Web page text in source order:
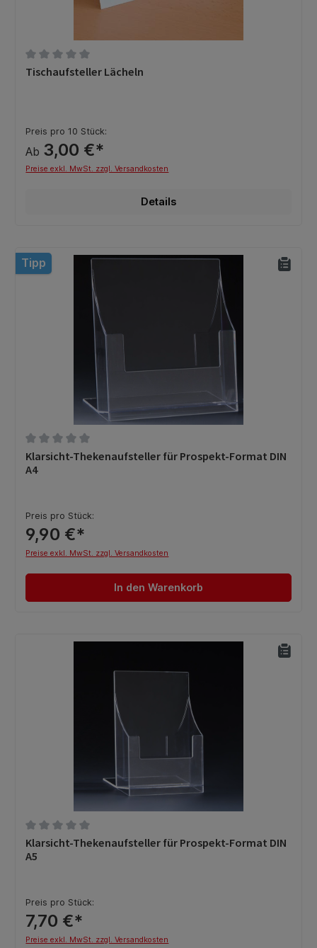
Durchschnittliche Bewertung von 0 von 5 Sternen
Tischaufsteller Lächeln
Preis pro 10 Stück:
Ab 3,00 €*
Preise exkl. MwSt. zzgl. Versandkosten
Details
Tipp
Durchschnittliche Bewertung von 0 von 5 Sternen
Klarsicht-Thekenaufsteller für Prospekt-Format DIN
A4
Preis pro Stück:
9,90 €*
Preise exkl. MwSt. zzgl. Versandkosten
In den Warenkorb
Durchschnittliche Bewertung von 0 von 5 Sternen
Klarsicht-Thekenaufsteller für Prospekt-Format DIN
A5
Preis pro Stück:
7,70 €*
Preise exkl. MwSt. zzgl. Versandkosten